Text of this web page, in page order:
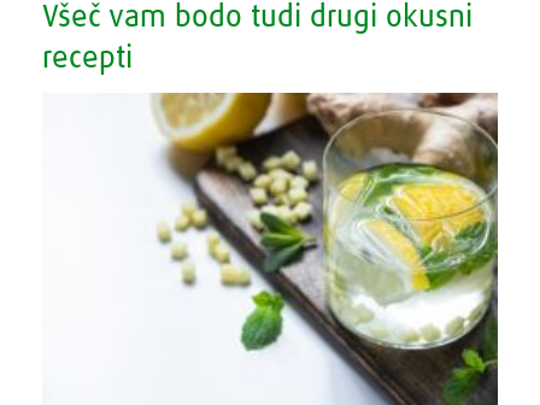
Všeč vam bodo tudi drugi okusni
recepti